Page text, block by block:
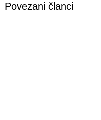
Povezani članci